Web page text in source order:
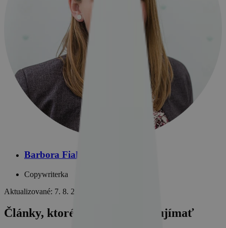
Barbora Fialová
Copywriterka
Aktualizované: 7. 8. 2026
Články, ktoré by vás mohli zaujímať